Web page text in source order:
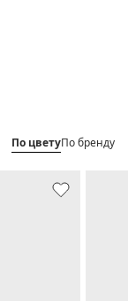
По цветуПо бренду